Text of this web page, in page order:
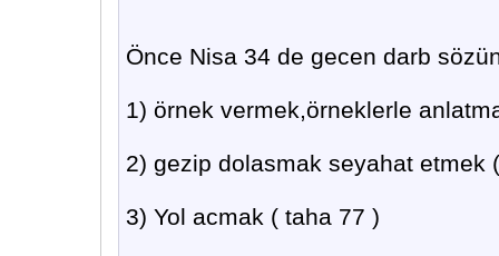
Önce Nisa 34 de gecen darb
1) örnek vermek,örneklerle
2) gezip dolasmak seyahat etmek
3) Yol acmak ( taha 77 )